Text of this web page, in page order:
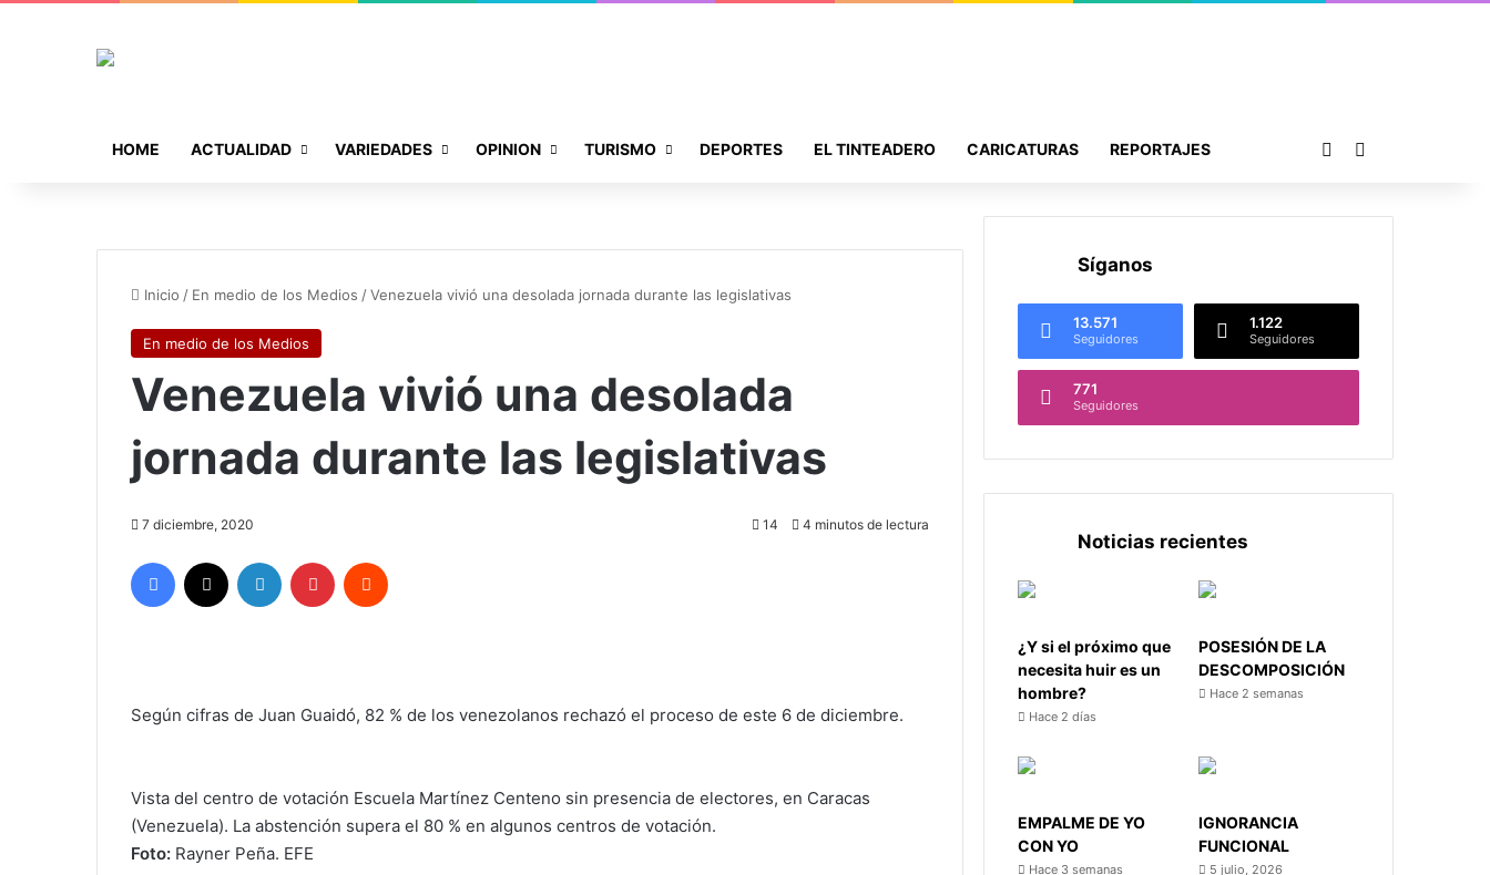
HOME ACTUALIDAD VARIEDADES OPINION TURISMO DEPORTES EL TINTEADERO CARICATURAS REPORTAJES Publicación al azar
Inicio / En medio de los Medios /Venezuela vivió una desolada jornada durante las legislativas
En medio de los Medios
Venezuela vivió una desolada
jornada durante las legislativas
7 diciembre, 2020 14 4 minutos de lectura
Facebook LinkedIn Pinterest
Según cifras de Juan Guaidó, 82 % de los venezolanos rechazó el proceso de este 6 de diciembre.
Vista del centro de votación Escuela Martínez Centeno sin presencia de electores, en Caracas
(Venezuela). La abstención supera el 80 % en algunos centros de votación.
Foto: Rayner Peña. EFE
Síganos
13.571
Seguidores
1.122
Seguidores
771
Seguidores
Noticias recientes
¿Y si el próximo que
necesita huir es un
hombre?
Hace 2 días
POSESIÓN DE LA
DESCOMPOSICIÓN
Hace 2 semanas
EMPALME DE YO
CON YO
Hace 3 semanas
IGNORANCIA
FUNCIONAL
5 julio, 2026